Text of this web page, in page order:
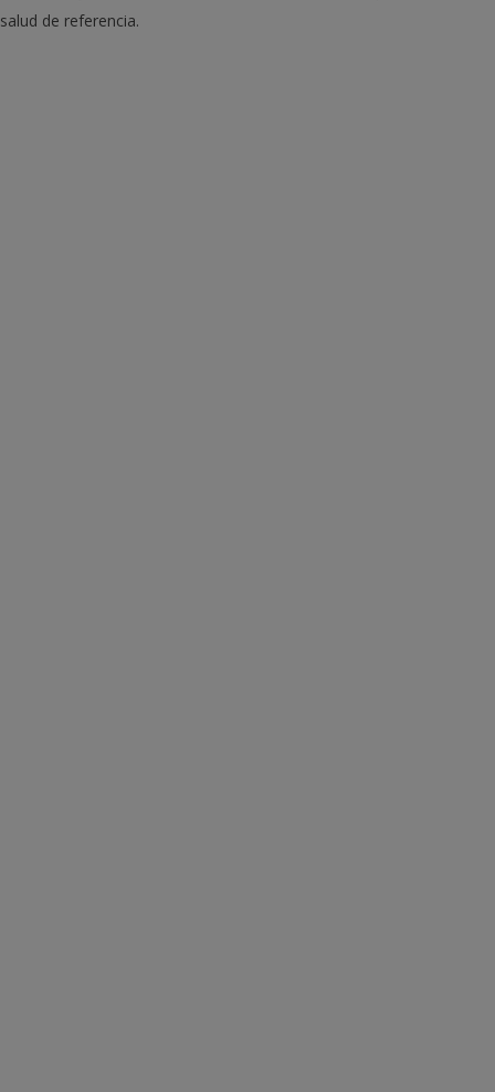
o visitante y en caso de duda debe consultar con su profesional de